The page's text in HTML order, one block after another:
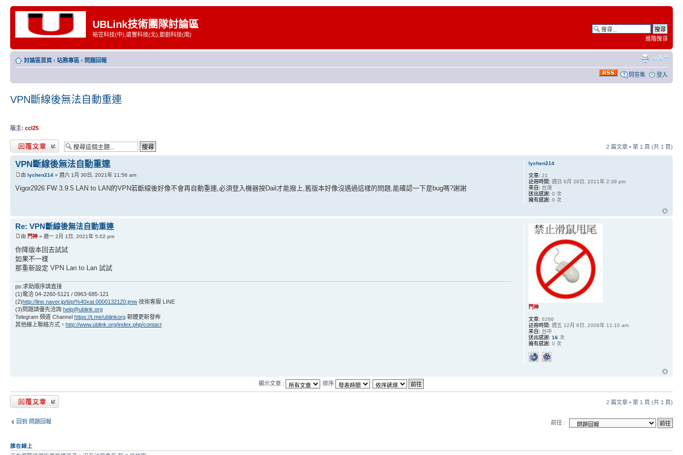
UBLink技術團隊討論區
裕笠科技(中),遠豐科技(北),鉅創科技(南)
進階搜尋
討論區首頁 ‹ 站務專區 ‹ 問題回報
問答集 登入
VPN斷線後無法自動重連
版主: ccl25
發表回覆 2 篇文章 • 第 1 頁 (共 1 頁)
VPN斷線後無法自動重連
由 lychen214 » 週六 1月 30日, 2021年 11:56 am
Vigor2926 FW 3.9.5 LAN to LAN的VPN若斷線後好像不會再自動重連,必須登入機器按Dail才能撥上,舊版本好像沒遇過這樣的問題,能確認一下是bug嗎?謝謝
lychen214
文章: 21
註冊時間: 週日 8月 28日, 2011年 2:39 pm
來自: 台灣
送出感謝: 0 次
擁有感謝: 0 次
Re: VPN斷線後無法自動重連
由 門神 » 週一 2月 1日, 2021年 5:02 pm
你降版本回去試試
如果不一樣
那重新設定 VPN Lan to Lan 試試
ps:求助順序請直接
(1)電洽 04-2260-5121 / 0963-685-121
(2)http://line.naver.jp/ti/p/%40xat.0000132120.jmw 技術客服 LINE
(3)問題請優先洽詢 help@ublink.org
Telegram 頻道 Channel https://t.me/ublinkorg 韌體更新發佈
其他線上聯絡方式， http://www.ublink.org/index.php/contact
門神
文章: 6266
註冊時間: 週五 12月 8日, 2006年 11:10 am
來自: 台中
送出感謝: 16次
擁有感謝: 0 次
顯示文章 : 排序
發表回覆 2 篇文章 • 第 1 頁 (共 1 頁)
回到 問題回報 前往 :
誰在線上